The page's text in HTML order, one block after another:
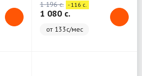
1 196 c. - 116 c.
1 080 c.
от 133с/мес